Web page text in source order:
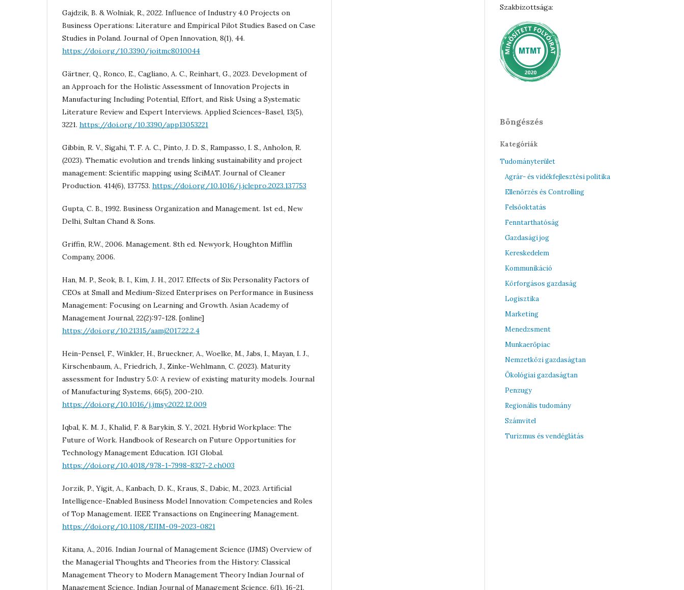
Gajdzik, B. & Wolniak, R., 2022. Influence of Industry 4.0 Projects on
Business Operations: Literature and Empirical Pilot Studies Based on Case
Studies in Poland. Journal of Open Innovation, 8(1), 44.
https://doi.org/10.3390/joitmc8010044
Gärtner, Q., Ronco, E., Cagliano, A. C., Reinhart, G., 2023. Development of
an Approach for the Holistic Assessment of Innovation Projects in
Manufacturing Including Potential, Effort, and Risk Using a Systematic
Literature Review and Expert Interviews. Applied Sciences-Basel, 13(5),
3221. https://doi.org/10.3390/app13053221
Gibbin, R. V., Sigahi, T. F. A. C., Pinto, J. D. S., Rampasso, I. S., Anholon, R.
(2023). Thematic evolution and trends linking sustainability and project
management: Scientific mapping using SciMAT. Journal of Cleaner
Production. 414(6), 137753. https://doi.org/10.1016/j.jclepro.2023.137753
Gupta, C. B., 1992. Business Organization and Management. 1st ed., New
Delhi, Sultan Chand & Sons.
Griffin, R.W., 2006. Management. 8th ed. Newyork, Houghton Mifflin
Company, 2006.
Han, M. P., Seok, B. I., Kim, J. H., 2017. Effects of Six Personality Factors of
CEOs at Small and Medium-Sized Enterprises on Performance in Business
Management: Focusing on Learning and Growth. Asian Academy of
Management Journal, 22(2):97-128. [online]
https://doi.org/10.21315/aamj2017.22.2.4
Hein-Pensel, F., Winkler, H., Brueckner, A., Woelke, M., Jabs, I., Mayan, I. J.,
Kirschenbaum, A., Friedrich, J., Zinke-Wehlmann, C. (2023). Maturity
assessment for Industry 5.0: A review of existing maturity models. Journal
of Manufacturing Systems, 66(5), 200-210.
https://doi.org/10.1016/j.jmsy.2022.12.009
Iqbal, K. M. J., Khalid, F. & Barykin, S. Y., 2021. Hybrid Workplace: The
Future of Work. Handbook of Research on Future Opportunities for
Technology Management Education. IGI Global.
https://doi.org/10.4018/978-1-7998-8327-2.ch003
Jorzik, P., Yigit, A., Kanbach, D. K., Kraus, S., Dabic, M., 2023. Artificial
Intelligence-Enabled Business Model Innovation: Competencies and Roles
of Top Management. IEEE Transactions on Engineering Management.
https://doi.org/10.1108/EJIM-09-2023-0821
Kitana, A., 2016. Indian Journal of Management Science (IJMS) Overview of
the Managerial Thoughts and Theories from the History: Classical
Management Theory to Modern Management Theory Indian Journal of
Management Science. Indian Journal of Management Science, 6(1), 16-21.
Szakbizottsága:
Böngészés
Kategóriák
Tudományterület
Agrár- és vidékfejlesztési politika
Ellenőrzés és Controlling
Felsőoktatás
Fenntarthatóság
Gazdasági jog
Kereskedelem
Kommunikáció
Körforgásos gazdaság
Logisztika
Marketing
Menedzsment
Munkaerőpiac
Nemzetközi gazdaságtan
Ökológiai gazdaságtan
Penzugy
Regionális tudomány
Számvitel
Turizmus és vendéglátás